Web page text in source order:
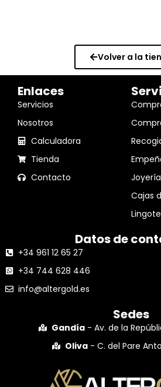
Volver a la
Enlaces
Servicios
Nosotros
Calculadora
Tienda
Contacto
Cajas
Datos de
+34 961 12 65 27
+34 744 628 446
info@altergold.es
Sedes
Gandía - Av. de la
Oliva - C. del Pare